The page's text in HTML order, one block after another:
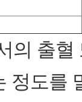
의 출
정도를